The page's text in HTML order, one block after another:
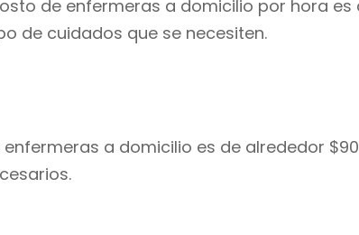
de enfermeras a domicilio por hora
de cuidados que se necesiten.
a domicilio es de alrededor